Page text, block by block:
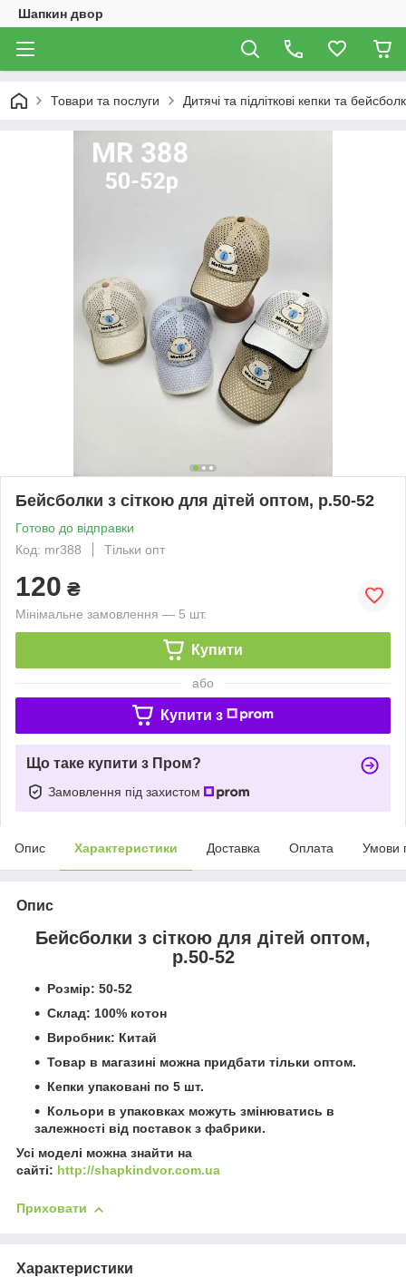
Шапкин двор
Товари та послуги Дитячі та підліткові кепки та
Бейсболки з сіткою для дітей оптом, р.50-52
Готово до відправки
Код: mr388
Тільки опт
120 ₴
Мінімальне замовлення — 5 шт.
Купити
або
Купити з
Що таке купити з Пром?
Замовлення під захистом
Опис Характеристики Доставка Оплата Умови
Опис
Бейсболки з сіткою для дітей оптом,
р.50-52
Розмір: 50-52
Склад: 100% котон
Виробник: Китай
Товар в магазині можна придбати тільки оптом.
Кепки упаковані по 5 шт.
Кольори в упаковках можуть змінюватись в
залежності від поставок з фабрики.
Усі моделі можна знайти на
сайті: http://shapkindvor.com.ua
Приховати
Характеристики